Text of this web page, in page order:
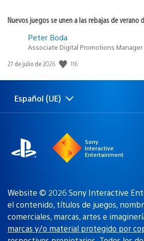
Nuevos juegos se unen a las rebajas de
Peter Boda
Associate Digital Promotions Manager
Fecha
publicación:
27 de julio de 2026 116
Selecciona
una
Región
actual:
Español (UE)
Sony
Interactive
Entertainment
Website © 2026 Sony Interactive
el contenido, títulos de juegos,
comerciales, marcas, artes e
marcas y/o material protegido por